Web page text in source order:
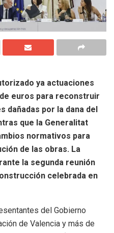
ya actuaciones
euros para reconstruir
por la dana del
que la Generalitat
normativos para
de las obras. La
la segunda reunión
celebrada en
del Gobierno
de Valencia y más de